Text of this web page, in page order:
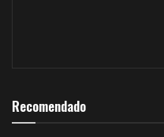
Recomendado